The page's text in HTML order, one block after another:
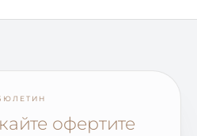
офертите